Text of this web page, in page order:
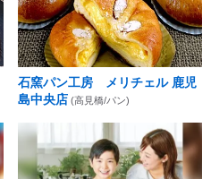
石窯パン工房 メリチェル 鹿児
島中央店 (高見橋/パン)